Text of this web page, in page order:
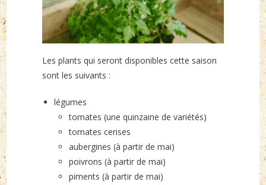
Les plants qui seront disponibles cette saison
sont les suivants :
légumes
tomates (une quinzaine de variétés)
tomates cerises
aubergines (à partir de mai)
poivrons (à partir de mai)
piments (à partir de mai)